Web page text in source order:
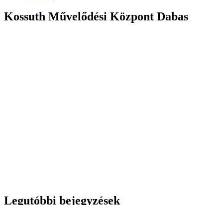
Kossuth Művelődési Központ Dabas
Legutóbbi bejegyzések